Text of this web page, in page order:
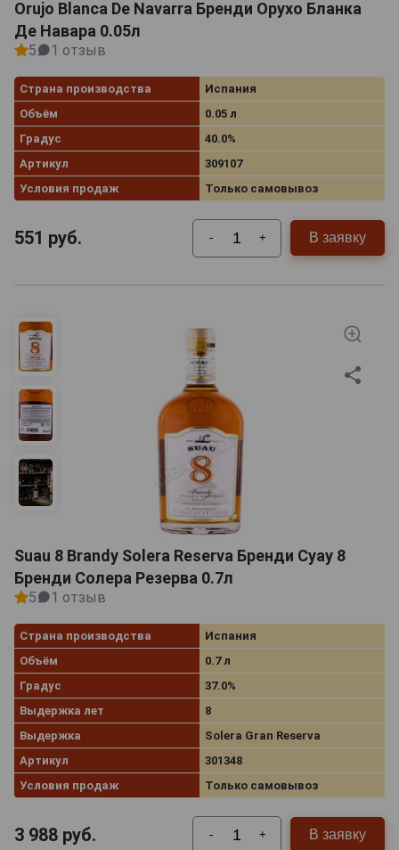
Orujo Blanca De Navarra Бренди Орухо Бланка
Де Навара 0.05л
5 1 отзыв
Страна производства
Испания
Объём
0.05 л
Градус
40.0%
Артикул
309107
Условия продаж
Только самовывоз
551 руб. - + В заявку
Suau 8 Brandy Solera Reserva Бренди Суау 8
Бренди Солера Резерва 0.7л
5 1 отзыв
Страна производства
Испания
Объём
0.7 л
Градус
37.0%
Выдержка лет
8
Выдержка
Solera Gran Reserva
Артикул
301348
Условия продаж
Только самовывоз
3 988 руб. - + В заявку